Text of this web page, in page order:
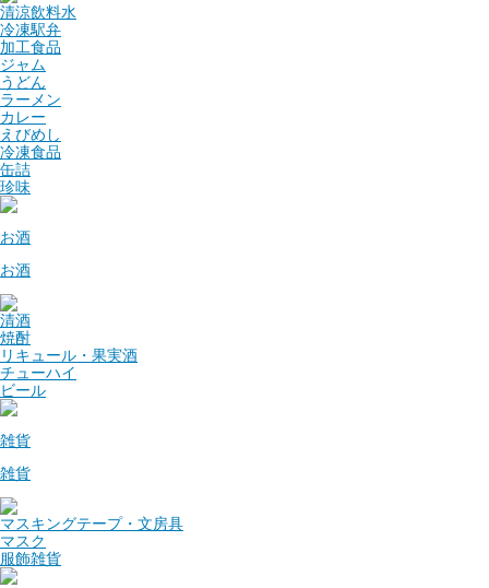
清涼飲料水
冷凍駅弁
加工食品
ジャム
うどん
ラーメン
カレー
えびめし
冷凍食品
缶詰
珍味
お酒
お酒
清酒
焼酎
リキュール・果実酒
チューハイ
ビール
雑貨
雑貨
マスキングテープ・文房具
マスク
服飾雑貨